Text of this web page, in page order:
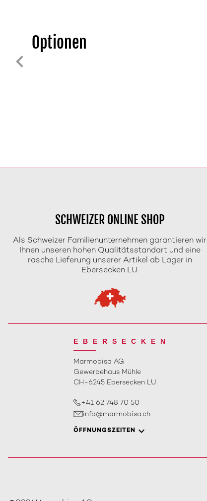
Optionen
SCHWEIZER ONLINE SHOP
Als Schweizer Familienunternehmen garantieren wir
Ihnen unseren hohen Qualitätsstandart und eine
rasche Lieferung unserer Artikel ab Lager in
Ebersecken LU.
EBERSECKEN
Marmobisa AG
Gewerbehaus Mühle
CH-6245 Ebersecken LU
+41 62 748 70 50
info@marmobisa.ch
ÖFFNUNGSZEITEN